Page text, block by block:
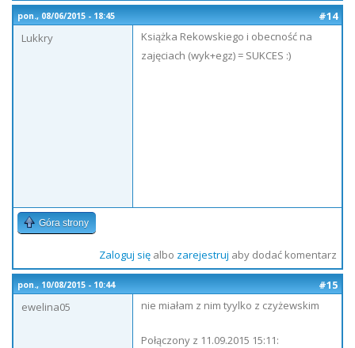
pon., 08/06/2015 - 18:45
#14
Lukkry
Książka Rekowskiego i obecność na
zajęciach (wyk+egz) = SUKCES :)
Góra strony
Zaloguj sięalbo zarejestruj aby dodać komentarz
pon., 10/08/2015 - 10:44
#15
ewelina05
nie miałam z nim tyylko z czyżewskim
Połączony z 11.09.2015 15:11: